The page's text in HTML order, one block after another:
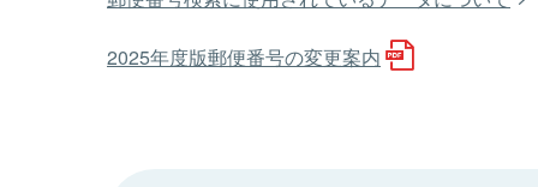
2025年度版郵便番号の変更案内